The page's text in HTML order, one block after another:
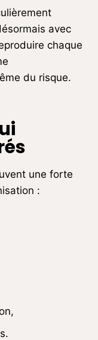
avec
chaque
du risque.
une forte
: